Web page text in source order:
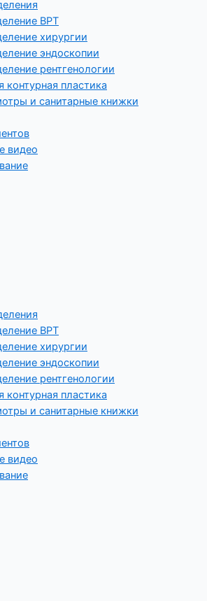
ВРТ
хирургии
эндоскопии
рентгенологии
контурная пластика
и санитарные книжки
видео
ВРТ
хирургии
эндоскопии
рентгенологии
контурная пластика
и санитарные книжки
видео